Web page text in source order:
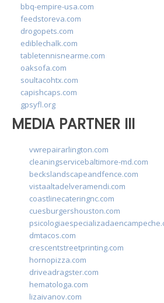
bbq-empire-usa.com
feedstoreva.com
drogopets.com
ediblechalk.com
tabletennisnearme.com
oaksofa.com
soultacohtx.com
capishcaps.com
gpsyfl.org
MEDIA PARTNER III
vwrepairarlington.com
cleaningservicebaltimore-md.com
beckslandscapeandfence.com
vistaaltadelveramendi.com
coastlinecateringnc.com
cuesburgershouston.com
dmtacos.com
crescentstreetprinting.com
hornopizza.com
driveadragster.com
hematologa.com
lizaivanov.com